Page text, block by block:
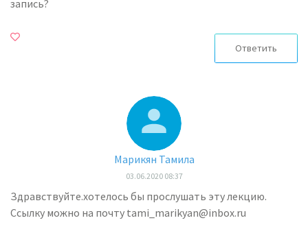
запись?
Ответить
Марикян Тамила
03.06.2020 08:37
Здравствуйте.хотелось бы прослушать эту лекцию.
Ссылку можно на почту tami_marikyan@inbox.ru